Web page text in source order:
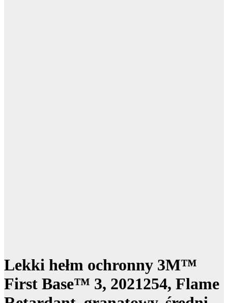
Lekki hełm ochronny 3M™
First Base™ 3, 2021254, Flame